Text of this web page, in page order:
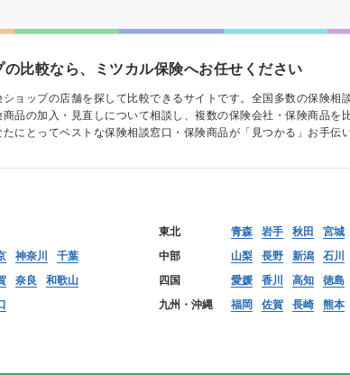
比較なら、ミツカル保険へお任せください
ョップの店舗を探して比較できるサイトです。全国多数の保険
品の加入・見直しについて相談し、複数の保険会社・保険商品
にとってベストな保険相談窓口・保険商品が「見つかる」お手伝い
東北 青森 岩手 秋田 宮城
神奈川 千葉 中部 山梨 長野 新潟 石川
奈良 和歌山 四国 愛媛 香川 高知
徳島
九州・沖縄 福岡 佐賀 長崎 熊本